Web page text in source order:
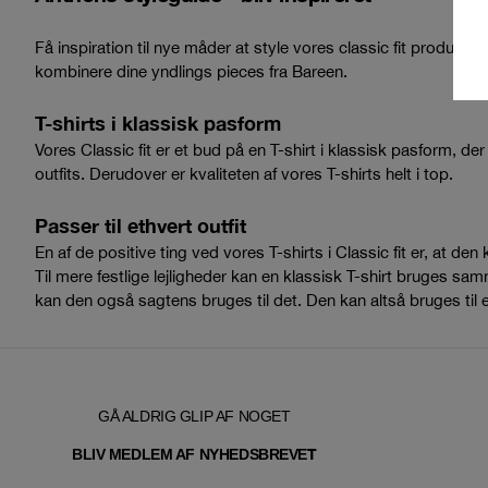
Få inspiration til nye måder at style vores classic fit
kombinere dine yndlings pieces fra Bareen.
T-shirts i klassisk pasform
Vores Classic fit er et bud på en T-shirt i klassisk pasform,
outfits. Derudover er kvaliteten af vores T-shirts helt i top.
Passer til ethvert outfit
En af de positive ting ved vores T-shirts i Classic fit er, at
Til mere festlige lejligheder kan en klassisk T-shirt bruges
kan den også sagtens bruges til det. Den kan altså bruges
GÅ ALDRIG GLIP AF NOGET
BLIV MEDLEM AF NYHEDSBREVET